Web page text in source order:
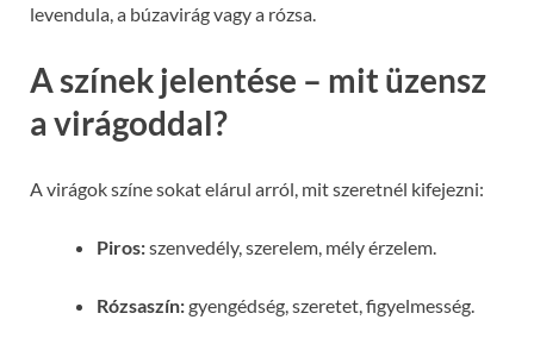
levendula, a búzavirág vagy a rózsa.
A színek jelentése – mit üzensz
a virágoddal?
A virágok színe sokat elárul arról, mit szeretnél kifejezni:
Piros:szenvedély, szerelem, mély érzelem.
Rózsaszín:gyengédség, szeretet, figyelmesség.